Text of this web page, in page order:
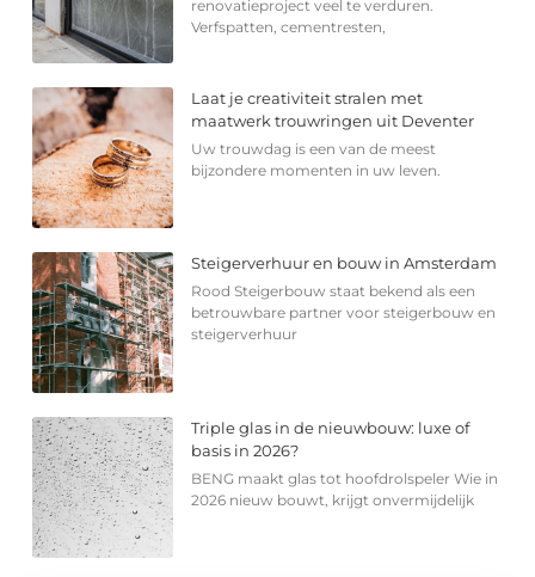
renovatieproject veel te verduren.
Verfspatten, cementresten,
Laat je creativiteit stralen met
maatwerk trouwringen uit Deventer
Uw trouwdag is een van de meest
bijzondere momenten in uw leven.
Steigerverhuur en bouw in Amsterdam
Rood Steigerbouw staat bekend als een
betrouwbare partner voor steigerbouw en
steigerverhuur
Triple glas in de nieuwbouw: luxe of
basis in 2026?
BENG maakt glas tot hoofdrolspeler Wie in
2026 nieuw bouwt, krijgt onvermijdelijk